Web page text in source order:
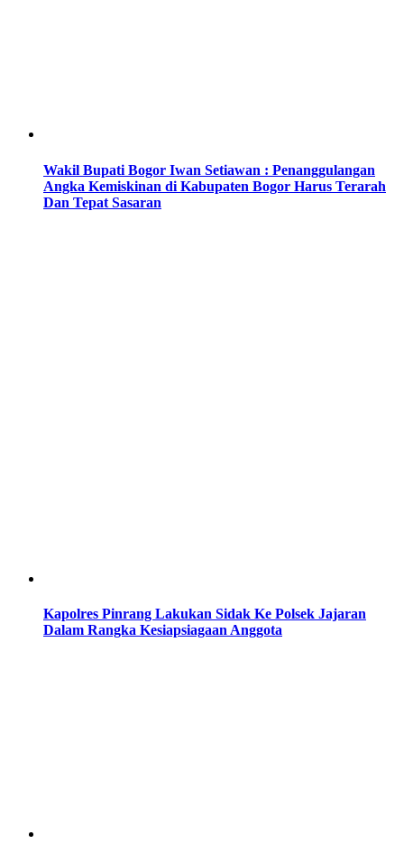
Wakil Bupati Bogor Iwan Setiawan : Penanggulangan
Angka Kemiskinan di Kabupaten Bogor Harus Terarah
Dan Tepat Sasaran
Kapolres Pinrang Lakukan Sidak Ke Polsek Jajaran
Dalam Rangka Kesiapsiagaan Anggota